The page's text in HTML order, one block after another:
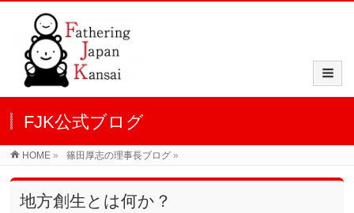
FJK公式ブログ
HOME » 篠田厚志の理事長ブログ »
地方創生とは何か？